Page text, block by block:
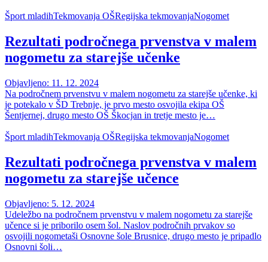
Šport mladihTekmovanja OŠRegijska tekmovanjaNogomet
Rezultati področnega prvenstva v malem
nogometu za starejše učenke
Objavljeno: 11. 12. 2024
Na področnem prvenstvu v malem nogometu za starejše učenke, ki
je potekalo v ŠD Trebnje, je prvo mesto osvojila ekipa OŠ
Šentjernej, drugo mesto OŠ Škocjan in tretje mesto je…
Šport mladihTekmovanja OŠRegijska tekmovanjaNogomet
Rezultati področnega prvenstva v malem
nogometu za starejše učence
Objavljeno: 5. 12. 2024
Udeležbo na področnem prvenstvu v malem nogometu za starejše
učence si je priborilo osem šol. Naslov področnih prvakov so
osvojili nogometaši Osnovne šole Brusnice, drugo mesto je pripadlo
Osnovni šoli…